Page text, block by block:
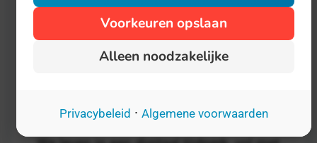
Voorkeuren opslaan
Alleen noodzakelijke
Privacybeleid · Algemene voorwaarden